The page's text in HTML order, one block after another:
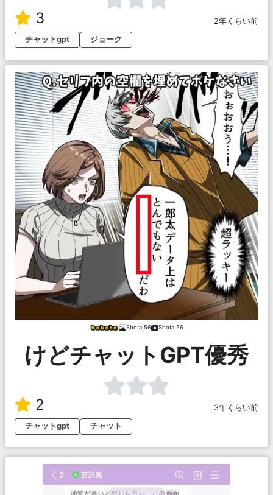
3
2年くらい前
チャットgpt
ジョーク
Shota.56 Shota.56
けどチャットGPT優秀
2
3年くらい前
チャットgpt
チャット